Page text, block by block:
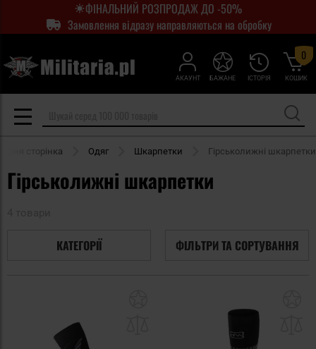
ФІНАЛЬНИЙ РОЗПРОДАЖ ДО -50%
Замовлення відразу направляються на обробку
АКАУНТ ІСТОРІЯ
БАЖАНЕ КОШИК
0
сторінка Одяг Шкарпетки Гірськолижні шкарпетки
Гірськолижні шкарпетки
КАТЕГОРІЇ ФІЛЬТРИ ТА СОРТУВАННЯ